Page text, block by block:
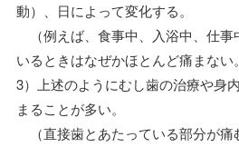
動）、日によって変化する。
（例えば、食事中、入浴中、仕事
いるときはなぜかほとんど痛まない
3）上述のようにむし歯の治療や身
まることが多い。
（直接歯とあたっている部分が痛